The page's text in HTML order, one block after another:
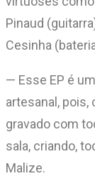
Pinaud
Cesinha
— Esse EP é
artesanal,
gravado com
sala, criando,
Malize.